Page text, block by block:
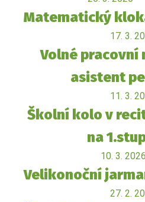
Matematický
17. 3.
Volné pracovní
asistent
11. 3.
Školní kolo v
na
10. 3. 2026
Velikonoční
27. 2.